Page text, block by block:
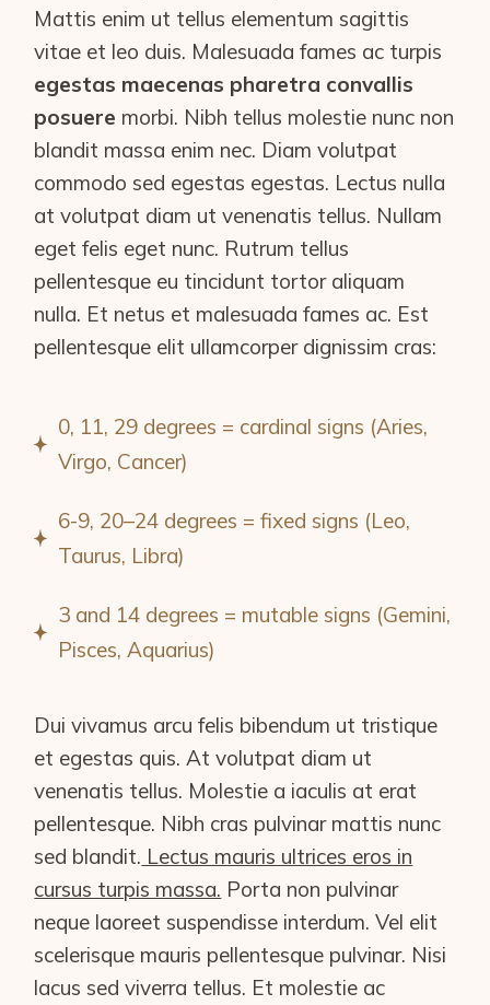
Mattis enim ut tellus elementum sagittis
vitae et leo duis. Malesuada fames ac turpis
egestas maecenas pharetra convallis
posuere morbi. Nibh tellus molestie nunc non
blandit massa enim nec. Diam volutpat
commodo sed egestas egestas. Lectus nulla
at volutpat diam ut venenatis tellus. Nullam
eget felis eget nunc. Rutrum tellus
pellentesque eu tincidunt tortor aliquam
nulla. Et netus et malesuada fames ac. Est
pellentesque elit ullamcorper dignissim cras:
0, 11, 29 degrees = cardinal signs (Aries,
Virgo, Cancer)
6-9, 20–24 degrees = fixed signs (Leo,
Taurus, Libra)
3 and 14 degrees = mutable signs (Gemini,
Pisces, Aquarius)
Dui vivamus arcu felis bibendum ut tristique
et egestas quis. At volutpat diam ut
venenatis tellus. Molestie a iaculis at erat
pellentesque. Nibh cras pulvinar mattis nunc
sed blandit. Lectus mauris ultrices eros in
cursus turpis massa. Porta non pulvinar
neque laoreet suspendisse interdum. Vel elit
scelerisque mauris pellentesque pulvinar. Nisi
lacus sed viverra tellus. Et molestie ac